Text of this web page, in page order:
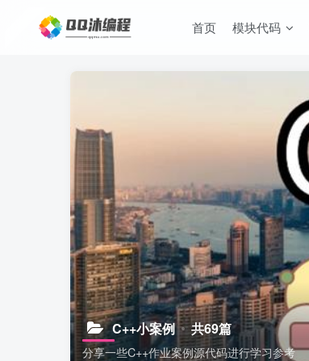
首页 模块代码
C++小案例 共69篇
分享一些C++作业案例源代码进行学习参考